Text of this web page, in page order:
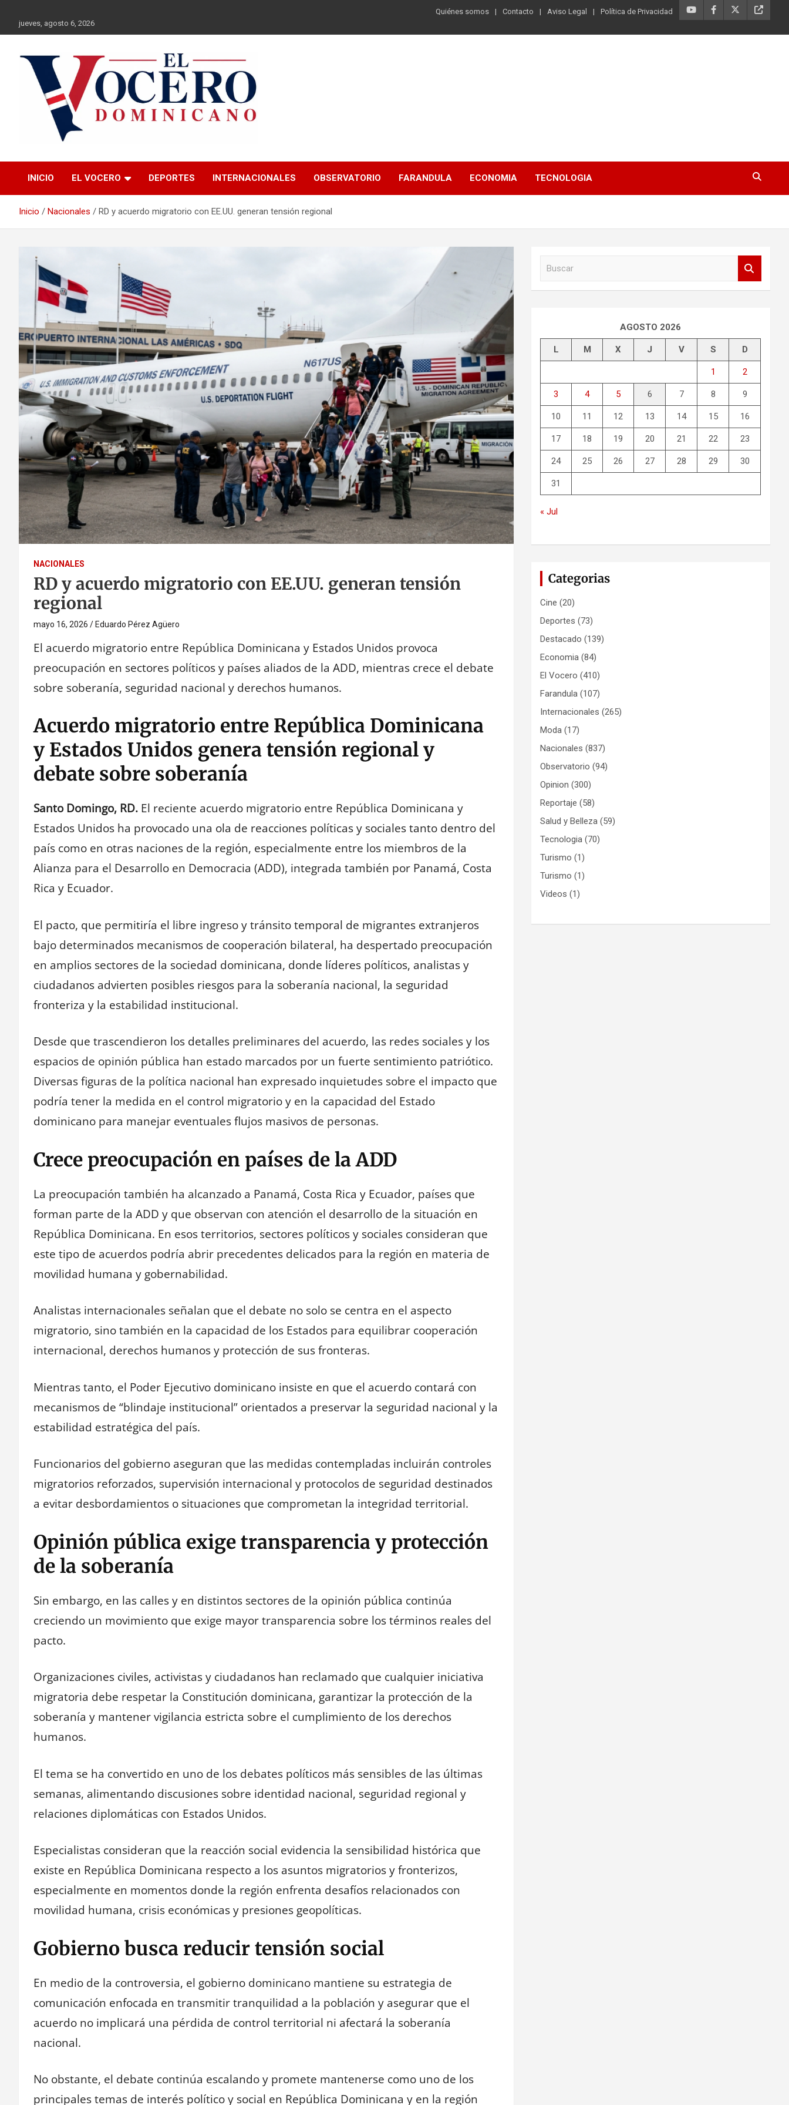
contenido
jueves, agosto 6, 2026
Quiénes somos Contacto Aviso Legal Política de Privacidad
El Vocero
Dominicano
INICIO EL VOCERO DEPORTES INTERNACIONALES OBSERVATORIO FARANDULA ECONOMIA TECNOLOGIA
Inicio Nacionales RD y acuerdo migratorio con EE.UU. generan tensión regional
NACIONALES
RD y acuerdo migratorio con EE.UU. generan tensión
regional
mayo 16, 2026 Eduardo Pérez Agüero
El acuerdo migratorio entre República Dominicana y Estados Unidos provoca
preocupación en sectores políticos y países aliados de la ADD, mientras crece el debate
sobre soberanía, seguridad nacional y derechos humanos.
Acuerdo migratorio entre República Dominicana
y Estados Unidos genera tensión regional y
debate sobre soberanía
Santo Domingo, RD. El reciente acuerdo migratorio entre República Dominicana y
Estados Unidos ha provocado una ola de reacciones políticas y sociales tanto dentro del
país como en otras naciones de la región, especialmente entre los miembros de la
Alianza para el Desarrollo en Democracia (ADD), integrada también por Panamá, Costa
Rica y Ecuador.
El pacto, que permitiría el libre ingreso y tránsito temporal de migrantes extranjeros
bajo determinados mecanismos de cooperación bilateral, ha despertado preocupación
en amplios sectores de la sociedad dominicana, donde líderes políticos, analistas y
ciudadanos advierten posibles riesgos para la soberanía nacional, la seguridad
fronteriza y la estabilidad institucional.
Desde que trascendieron los detalles preliminares del acuerdo, las redes sociales y los
espacios de opinión pública han estado marcados por un fuerte sentimiento patriótico.
Diversas figuras de la política nacional han expresado inquietudes sobre el impacto que
podría tener la medida en el control migratorio y en la capacidad del Estado
dominicano para manejar eventuales flujos masivos de personas.
Crece preocupación en países de la ADD
La preocupación también ha alcanzado a Panamá, Costa Rica y Ecuador, países que
forman parte de la ADD y que observan con atención el desarrollo de la situación en
República Dominicana. En esos territorios, sectores políticos y sociales consideran que
este tipo de acuerdos podría abrir precedentes delicados para la región en materia de
movilidad humana y gobernabilidad.
Analistas internacionales señalan que el debate no solo se centra en el aspecto
migratorio, sino también en la capacidad de los Estados para equilibrar cooperación
internacional, derechos humanos y protección de sus fronteras.
Mientras tanto, el Poder Ejecutivo dominicano insiste en que el acuerdo contará con
mecanismos de “blindaje institucional” orientados a preservar la seguridad nacional y la
estabilidad estratégica del país.
Funcionarios del gobierno aseguran que las medidas contempladas incluirán controles
migratorios reforzados, supervisión internacional y protocolos de seguridad destinados
a evitar desbordamientos o situaciones que comprometan la integridad territorial.
Opinión pública exige transparencia y protección
de la soberanía
Sin embargo, en las calles y en distintos sectores de la opinión pública continúa
creciendo un movimiento que exige mayor transparencia sobre los términos reales del
pacto.
Organizaciones civiles, activistas y ciudadanos han reclamado que cualquier iniciativa
migratoria debe respetar la Constitución dominicana, garantizar la protección de la
soberanía y mantener vigilancia estricta sobre el cumplimiento de los derechos
humanos.
El tema se ha convertido en uno de los debates políticos más sensibles de las últimas
semanas, alimentando discusiones sobre identidad nacional, seguridad regional y
relaciones diplomáticas con Estados Unidos.
Especialistas consideran que la reacción social evidencia la sensibilidad histórica que
existe en República Dominicana respecto a los asuntos migratorios y fronterizos,
especialmente en momentos donde la región enfrenta desafíos relacionados con
movilidad humana, crisis económicas y presiones geopolíticas.
Gobierno busca reducir tensión social
En medio de la controversia, el gobierno dominicano mantiene su estrategia de
comunicación enfocada en transmitir tranquilidad a la población y asegurar que el
acuerdo no implicará una pérdida de control territorial ni afectará la soberanía
nacional.
No obstante, el debate continúa escalando y promete mantenerse como uno de los
principales temas de interés político y social en República Dominicana y en la región
AGOSTO 2026
L M X J V S D
1 2
3 4 5 6 7 8 9
10 11 12 13 14 15 16
17 18 19 20 21 22 23
24 25 26 27 28 29 30
31
« Jul
Categorias
Cine (20)
Deportes (73)
Destacado (139)
Economia (84)
El Vocero (410)
Farandula (107)
Internacionales (265)
Moda (17)
Nacionales (837)
Observatorio (94)
Opinion (300)
Reportaje (58)
Salud y Belleza (59)
Tecnologia (70)
Turismo (1)
Turismo (1)
Videos (1)